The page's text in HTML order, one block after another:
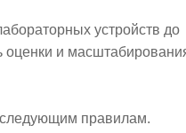
устройств до
оценки и
следующим правилам.